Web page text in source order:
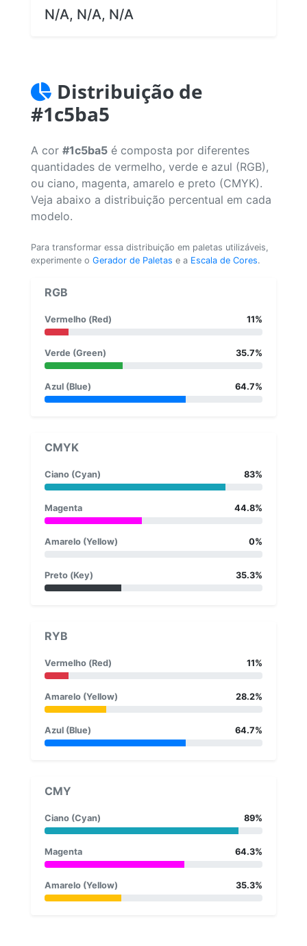
N/A, N/A, N/A
Distribuição de
#1c5ba5
A cor #1c5ba5 é composta por diferentes
quantidades de vermelho, verde e azul (RGB),
ou ciano, magenta, amarelo e preto (CMYK).
Veja abaixo a distribuição percentual em cada
modelo.
Para transformar essa distribuição em paletas utilizáveis,
experimente o Gerador de Paletas e a Escala de Cores.
RGB
Vermelho (Red) 11%
Verde (Green) 35.7%
Azul (Blue) 64.7%
CMYK
Ciano (Cyan) 83%
Magenta 44.8%
Amarelo (Yellow) 0%
Preto (Key) 35.3%
RYB
Vermelho (Red) 11%
Amarelo (Yellow) 28.2%
Azul (Blue) 64.7%
CMY
Ciano (Cyan) 89%
Magenta 64.3%
Amarelo (Yellow) 35.3%